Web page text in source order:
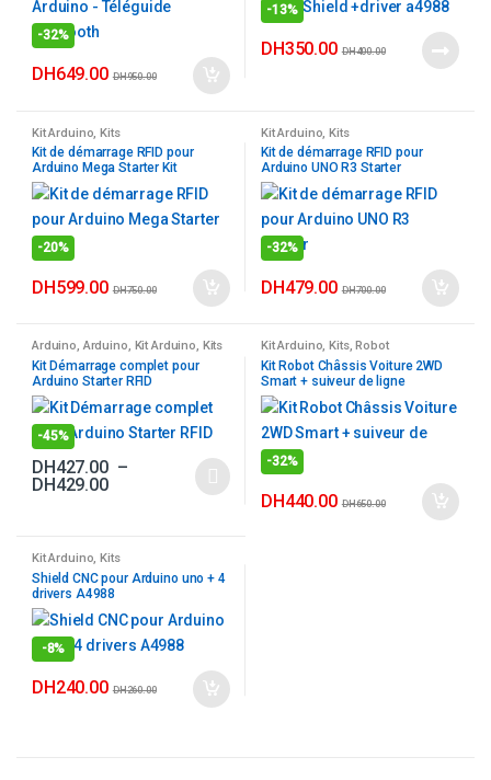
-32%
DH649.00 DH950.00
-13%
DH350.00 DH400.00
Kit Arduino,Kits
Kit de démarrage RFID pour
Arduino Mega Starter Kit
-20%
DH599.00 DH750.00
Kit Arduino,Kits
Kit de démarrage RFID pour
Arduino UNO R3 Starter
-32%
DH479.00 DH700.00
Arduino, Arduino, Kit Arduino, Kits
Kit Démarrage complet pour
Arduino Starter RFID
-45%
DH427.00 –
DH429.00Plage
à
DH429.00
Ce
plusieurs
variations.
Les
options
peuvent
être
Kit Arduino, Kits, Robot
Kit Robot Châssis Voiture 2WD
Smart + suiveur de ligne
-32%
DH440.00 DH650.00
Kit Arduino, Kits
Shield CNC pour Arduino uno + 4
drivers A4988
-8%
DH240.00 DH260.00